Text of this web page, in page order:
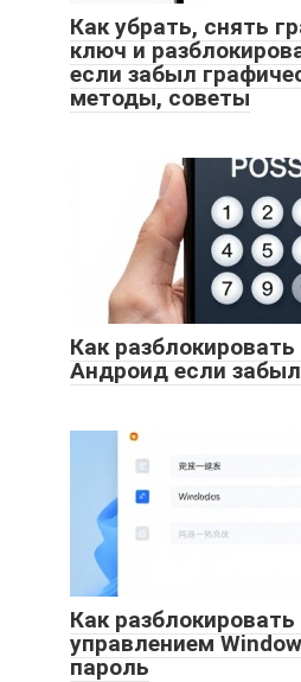
Как убрать, снять
ключ и
если забыл
методы, советы
Как
Андроид если
Как
управлением
пароль